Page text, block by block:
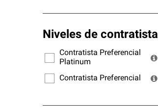
Niveles de contratista
Contratista Preferencial
Platinum
Contratista Preferencial